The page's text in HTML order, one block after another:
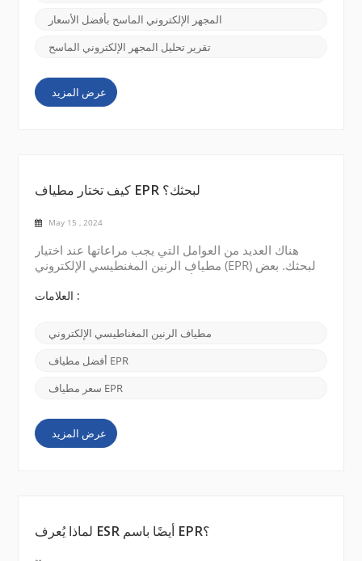
المجهر الإلكتروني الماسح بأفضل الأسعار
تقرير تحليل المجهر الإلكتروني الماسح
عرض المزيد
كيف تختار مطياف EPR لبحثك؟
May 15 , 2024
هناك العديد من العوامل التي يجب مراعاتها عند اختيار
مطياف الرنين المغنطيسي الإلكتروني (EPR) لبحثك. بعض
التردد اللازم لدراستك. تتوفر مقاييس الطيف EPR في
الدقة الطيفية المطلوبة. قوة المجال المغناطيسي: ضع
العلامات :
مطياف الرنين المغناطيسي الإلكتروني
أفضل مطياف EPR
سعر مطياف EPR
عرض المزيد
لماذا يُعرف ESR أيضًا باسم EPR؟